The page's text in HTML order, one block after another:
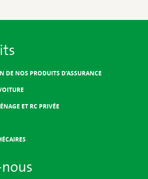
DE NOS PRODUITS D’ASSURANCE
ET RC PRIVÉE